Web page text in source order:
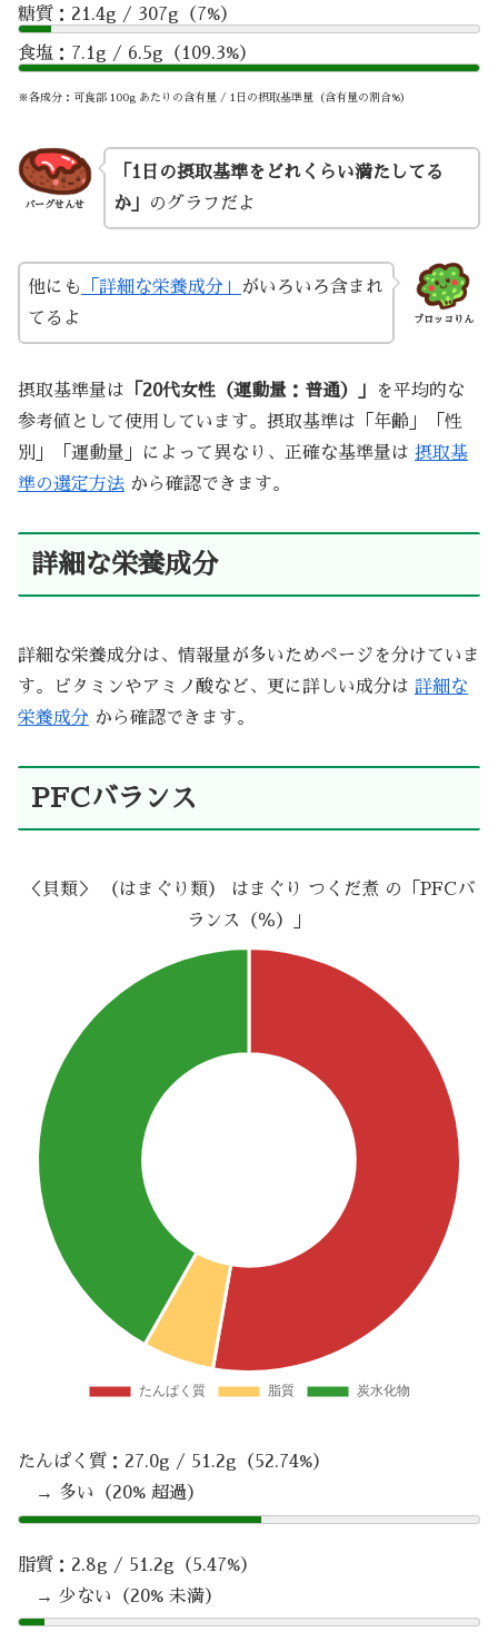
糖質：21.4g / 307g（7%）
食塩：7.1g / 6.5g（109.3%）
※各成分：可食部 100g あたりの含有量 / 1日の摂取基準量（含有量の割合%）
バーグせんせ
「1日の摂取基準をどれくらい満たしてる
か」
のグラフだよ
ブロッコりん
他にも 「詳細な栄養成分」
がいろいろ含まれ
てるよ
摂取基準量は 「20代女性（運動量：普通）」
を平均的な
参考値として使用しています。摂取基準は「年齢」「性
別」「運動量」によって異なり、正確な基準量は 摂取基
準の選定方法 から確認できます。
詳細な栄養成分
詳細な栄養成分は、情報量が多いためページを分けていま
す。ビタミンやアミノ酸など、更に詳しい成分は 詳細な
栄養成分 から確認できます。
PFCバランス
＜貝類＞ （はまぐり類） はまぐり つくだ煮 の「PFCバ
ランス（％）」
たんぱく質：27.0g / 51.2g（52.74%）
→ 多い（20% 超過）
脂質：2.8g / 51.2g（5.47%）
→ 少ない（20% 未満）